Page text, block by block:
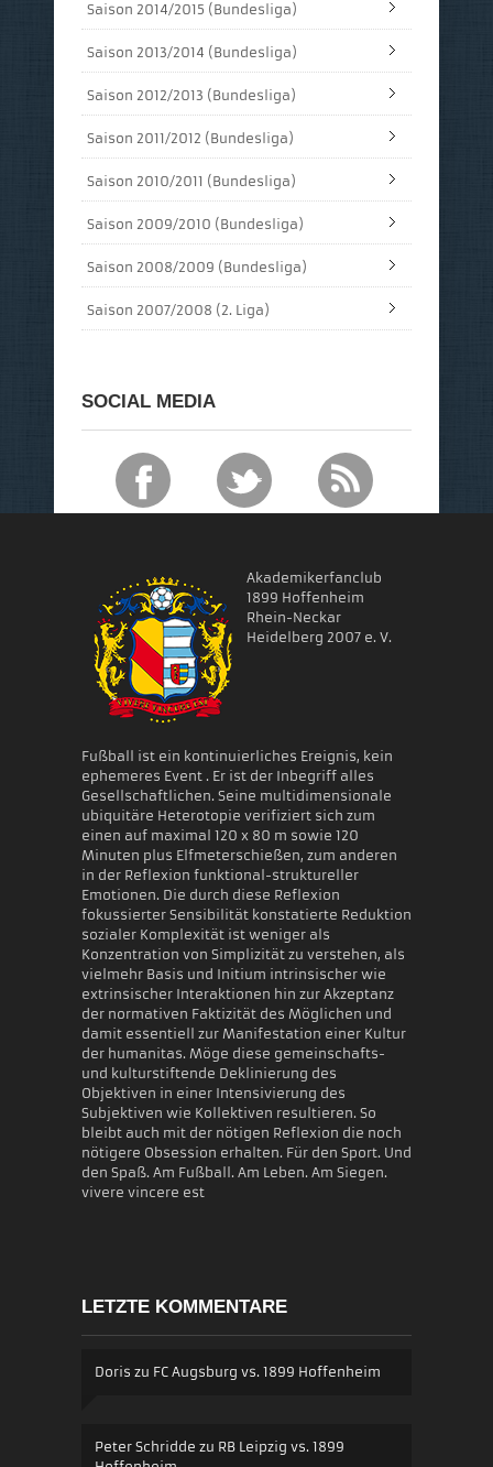
Saison 2014/2015 (Bundesliga)
Saison 2013/2014 (Bundesliga)
Saison 2012/2013 (Bundesliga)
Saison 2011/2012 (Bundesliga)
Saison 2010/2011 (Bundesliga)
Saison 2009/2010 (Bundesliga)
Saison 2008/2009 (Bundesliga)
Saison 2007/2008 (2. Liga)
SOCIAL MEDIA
Akademikerfanclub
1899 Hoffenheim
Rhein-Neckar
Heidelberg 2007 e. V.
Fußball ist ein kontinuierliches Ereignis, kein
ephemeres Event . Er ist der Inbegriff alles
Gesellschaftlichen. Seine multidimensionale
ubiquitäre Heterotopie verifiziert sich zum
einen auf maximal 120 x 80 m sowie 120
Minuten plus Elfmeterschießen, zum anderen
in der Reflexion funktional-struktureller
Emotionen. Die durch diese Reflexion
fokussierter Sensibilität konstatierte Reduktion
sozialer Komplexität ist weniger als
Konzentration von Simplizität zu verstehen, als
vielmehr Basis und Initium intrinsischer wie
extrinsischer Interaktionen hin zur Akzeptanz
der normativen Faktizität des Möglichen und
damit essentiell zur Manifestation einer Kultur
der humanitas. Möge diese gemeinschafts-
und kulturstiftende Deklinierung des
Objektiven in einer Intensivierung des
Subjektiven wie Kollektiven resultieren. So
bleibt auch mit der nötigen Reflexion die noch
nötigere Obsession erhalten. Für den Sport. Und
den Spaß. Am Fußball. Am Leben. Am Siegen.
vivere vincere est
LETZTE KOMMENTARE
Doris zu FC Augsburg vs. 1899 Hoffenheim
Peter Schridde zu RB Leipzig vs. 1899